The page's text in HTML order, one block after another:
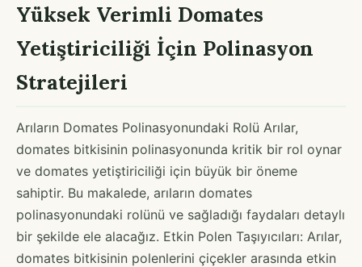
Yüksek Verimli Domates
Yetiştiriciliği İçin Polinasyon
Stratejileri
Arıların Domates Polinasyonundaki Rolü Arılar,
domates bitkisinin polinasyonunda kritik bir rol oynar
ve domates yetiştiriciliği için büyük bir öneme
sahiptir. Bu makalede, arıların domates
polinasyonundaki rolünü ve sağladığı faydaları detaylı
bir şekilde ele alacağız. Etkin Polen Taşıyıcıları: Arılar,
domates bitkisinin polenlerini çiçekler arasında etkin